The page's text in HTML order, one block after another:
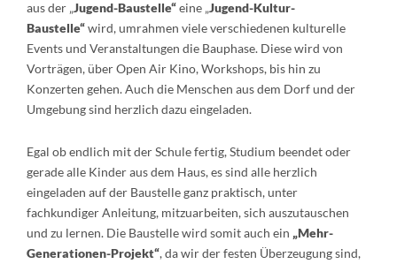
aus der „Jugend-Baustelle“eine „Jugend-Kultur-
Baustelle“wird, umrahmen viele verschiedenen kulturelle
Events und Veranstaltungen die Bauphase. Diese wird von
Vorträgen, über Open Air Kino, Workshops, bis hin zu
Konzerten gehen. Auch die Menschen aus dem Dorf und der
Umgebung sind herzlich dazu eingeladen.
Egal ob endlich mit der Schule fertig, Studium beendet oder
gerade alle Kinder aus dem Haus, es sind alle herzlich
eingeladen auf der Baustelle ganz praktisch, unter
fachkundiger Anleitung, mitzuarbeiten, sich auszutauschen
und zu lernen. Die Baustelle wird somit auch ein „Mehr-
Generationen-Projekt“, da wir der festen Überzeugung sind,